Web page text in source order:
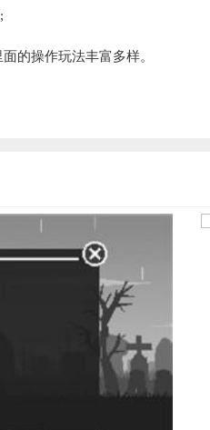
的操作玩法丰富多样。